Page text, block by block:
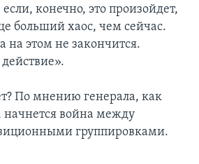
конечно, это произойдет,
больший хаос, чем сейчас.
на этом не закончится.
По мнению генерала, как
начнется война между
группировками.